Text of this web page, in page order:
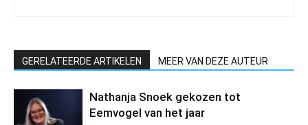
GERELATEERDE ARTIKELEN MEER VAN DEZE AUTEUR
Nathanja Snoek gekozen tot
Eemvogel van het jaar